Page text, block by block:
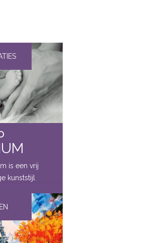
is een vrij
kunststijl
geprint
er geen
en de foto